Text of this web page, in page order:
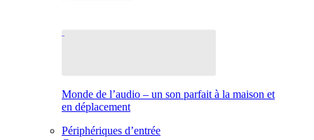
Monde de l’audio – un son parfait à la maison et
en déplacement
Périphériques d’entrée